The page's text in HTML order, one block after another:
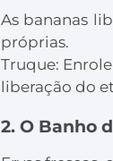
As bananas
próprias.
Truque:
liberação do
2. O Banho